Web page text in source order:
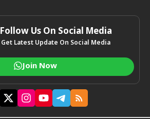
Follow Us On Social Media
Get Latest Update On Social Media
Join Now